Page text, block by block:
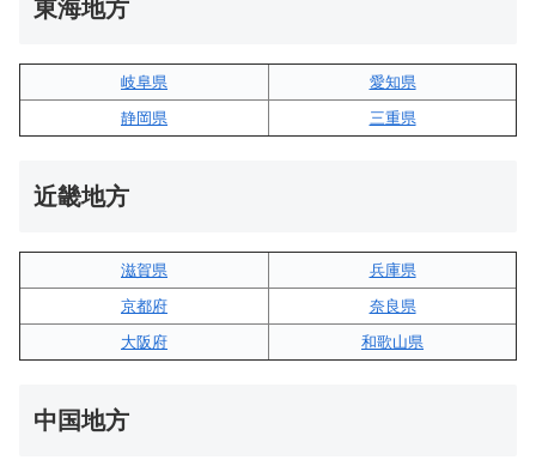
東海地方
岐阜県
愛知県
静岡県
三重県
近畿地方
滋賀県
兵庫県
京都府
奈良県
大阪府
和歌山県
中国地方